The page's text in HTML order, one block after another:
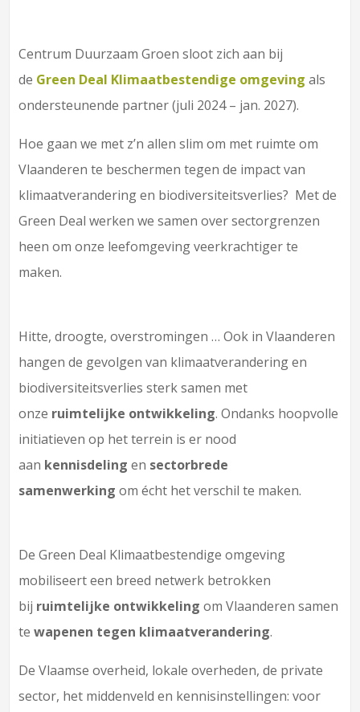
Centrum Duurzaam Groen sloot zich aan bij
de Green Deal Klimaatbestendige omgeving als
ondersteunende partner (juli 2024 – jan. 2027).
Hoe gaan we met z’n allen slim om met ruimte om
Vlaanderen te beschermen tegen de impact van
klimaatverandering en biodiversiteitsverlies? Met de
Green Deal werken we samen over sectorgrenzen
heen om onze leefomgeving veerkrachtiger te
maken.
Hitte, droogte, overstromingen … Ook in Vlaanderen
hangen de gevolgen van klimaatverandering en
biodiversiteitsverlies sterk samen met
onze ruimtelijke ontwikkeling. Ondanks hoopvolle
initiatieven op het terrein is er nood
aan kennisdeling en sectorbrede
samenwerking om écht het verschil te maken.
De Green Deal Klimaatbestendige omgeving
mobiliseert een breed netwerk betrokken
bij ruimtelijke ontwikkeling om Vlaanderen samen
te wapenen tegen klimaatverandering.
De Vlaamse overheid, lokale overheden, de private
sector, het middenveld en kennisinstellingen: voor